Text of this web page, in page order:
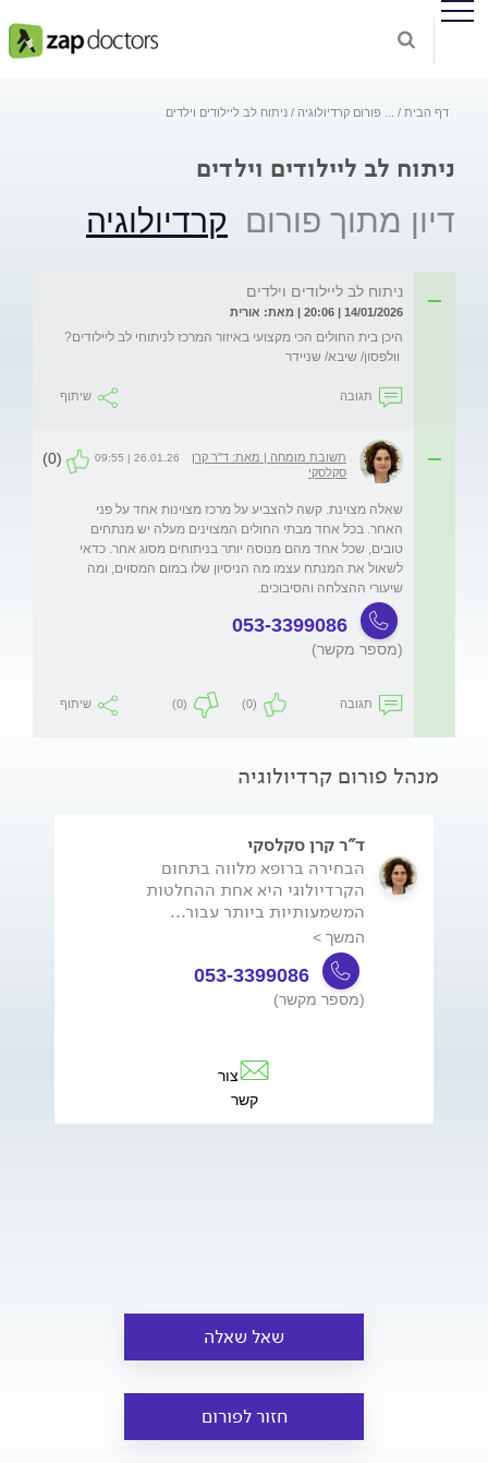
דף הבית פורום קרדיולוגיה ניתוח לב ליילודים וילדים
ניתוח לב ליילודים וילדים
דיון מתוך פורום קרדיולוגיה
ניתוח לב ליילודים וילדים
14/01/2026 | 20:06 | מאת: אורית
תגובה שיתוף
תשובת מומחה | מאת: ד"ר קרן
סקלסקי
26.01.26 | 09:55
(0)
שאלה מצוינת. קשה להצביע על מרכז מצוינות אחד על פני
האחר. בכל אחד מבתי החולים המצוינים מעלה יש מנתחים
טובים, שכל אחד מהם מנוסה יותר בניתוחים מסוג אחר. כדאי
לשאול את המנתח עצמו מה הניסיון שלו במום המסוים, ומה
שיעורי ההצלחה והסיבוכים.
053-3399086
(מספר מקשר)
תגובה (0)
(0) שיתוף
מנהל פורום קרדיולוגיה
ד"ר קרן סקלסקי
הבחירה ברופא מלווה בתחום
הקרדיולוגי היא אחת ההחלטות
המשמעותיות ביותר עבור...
המשך >
053-3399086
(מספר מקשר)
צור
קשר
שאל שאלה
חזור לפורום